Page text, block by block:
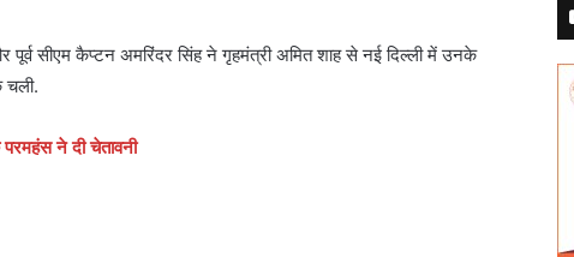
सीएम कैप्टन अमरिंदर सिंह ने गृहमंत्री अमित शाह से नई दिल्ली में उनके
चली.
परमहंस ने दी चेतावनी